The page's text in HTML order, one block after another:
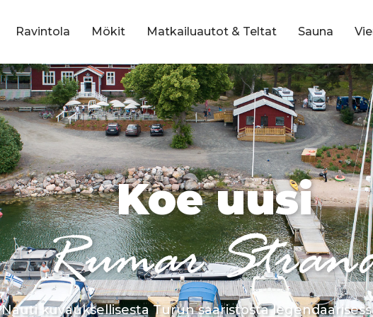
Ravintola Mökit Matkailuautot & Teltat Sauna
Koe uusi
Rumar
Nauti kuvauksellisesta Turun saaristosta